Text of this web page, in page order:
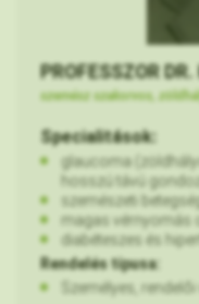
PROFESSZOR
szemész szakorvos,
Specialitások:
glaucoma
hosszú távú
szemészeti
magas vérnyomás
diabéteszes és
Rendelés típusa:
Személyes, rendelői